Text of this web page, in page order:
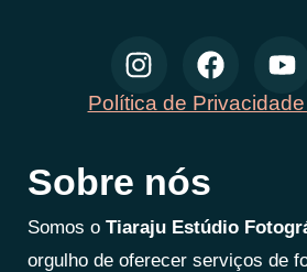
Política de
Sobre nós
Somos o Tiaraju Estúdio
orgulho de oferecer serviços de